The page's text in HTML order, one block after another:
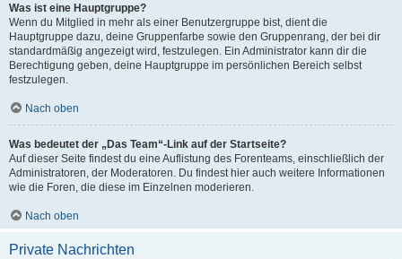
Was ist eine Hauptgruppe?
Wenn du Mitglied in mehr als einer Benutzergruppe bist, dient die
Hauptgruppe dazu, deine Gruppenfarbe sowie den Gruppenrang, der bei dir
standardmäßig angezeigt wird, festzulegen. Ein Administrator kann dir die
Berechtigung geben, deine Hauptgruppe im persönlichen Bereich selbst
festzulegen.
Nach oben
Was bedeutet der „Das Team“-Link auf der Startseite?
Auf dieser Seite findest du eine Auflistung des Forenteams, einschließlich der
Administratoren, der Moderatoren. Du findest hier auch weitere Informationen
wie die Foren, die diese im Einzelnen moderieren.
Nach oben
Private Nachrichten